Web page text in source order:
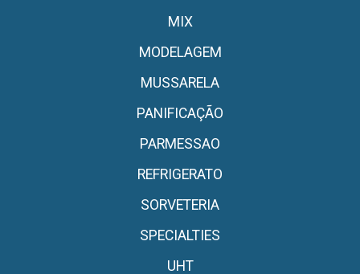
MIX
MODELAGEM
MUSSARELA
PANIFICAÇÃO
PARMESSAO
REFRIGERATO
SORVETERIA
SPECIALTIES
UHT